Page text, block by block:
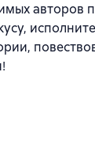
авторов